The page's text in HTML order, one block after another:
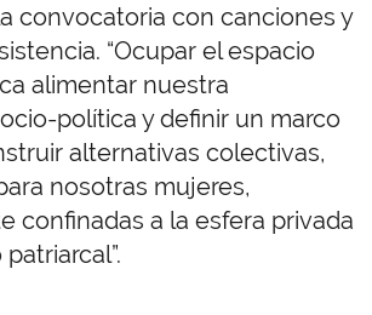
convocatoria con canciones y
“Ocupar el espacio
alimentar nuestra
política y definir un marco
alternativas colectivas,
nosotras mujeres,
confinadas a la esfera privada